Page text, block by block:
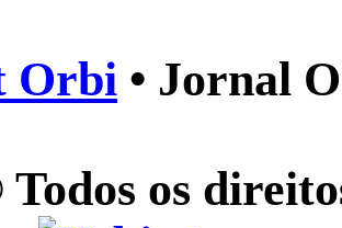
Orbi • Jornal
os